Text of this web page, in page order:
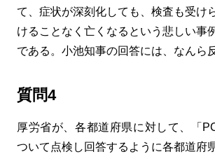
て、症状が深刻化しても、検査も受け
けることなく亡くなるという悲しい事
である。小池知事の回答には、なんら
質問4
厚労省が、各都道府県に対して、「
ついて点検し回答するように各都道府